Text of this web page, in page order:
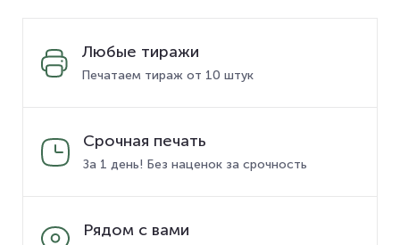
Любые тиражи
Печатаем тираж от 10 штук
Срочная печать
За 1 день! Без наценок за срочность
Рядом с вами